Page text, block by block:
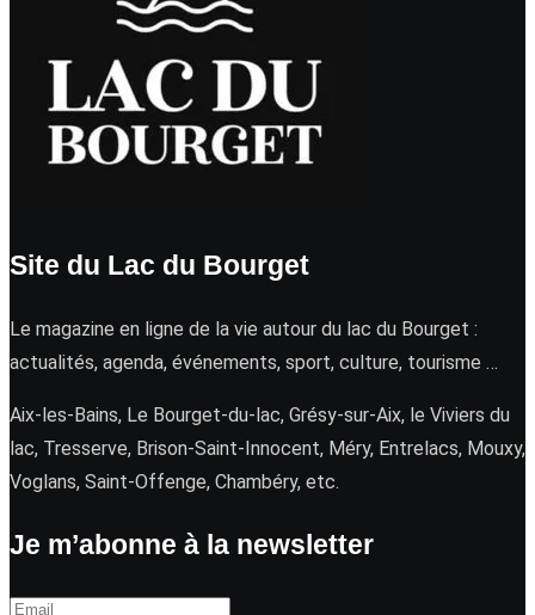
Site du Lac du Bourget
Le magazine en ligne de la vie autour du lac du Bourget :
actualités, agenda, événements, sport, culture, tourisme …
Aix-les-Bains, Le Bourget-du-lac, Grésy-sur-Aix, le Viviers du
lac, Tresserve, Brison-Saint-Innocent, Méry, Entrelacs, Mouxy,
Voglans, Saint-Offenge, Chambéry, etc.
Je m’abonne à la newsletter